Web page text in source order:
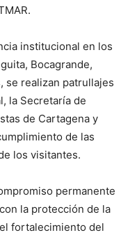
institucional en los
Bocagrande,
se realizan patrullajes
la Secretaría de
de Cartagena y
de las
los visitantes.
permanente
la protección de la
fortalecimiento del